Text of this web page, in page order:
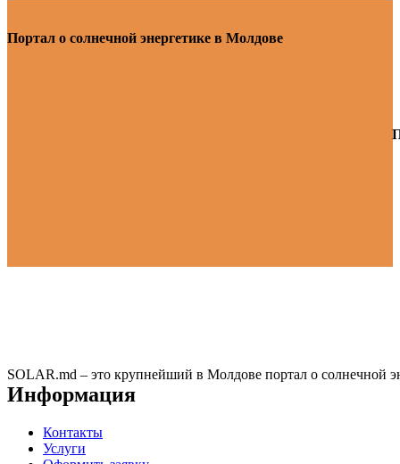
Портал о солнечной энергетике в Молдове
SOLAR.md – это крупнейший в Молдове портал о солнечной
Информация
Контакты
Услуги